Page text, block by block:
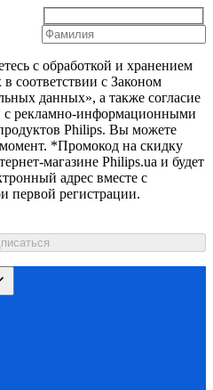
с обработкой и хранением
соответствии с Законом
данных», а также согласие
с рекламно-информационными
Philips. Вы можете
*Промокод на скидку
магазине Philips.ua и будет
адрес вместе с
первой регистрации.